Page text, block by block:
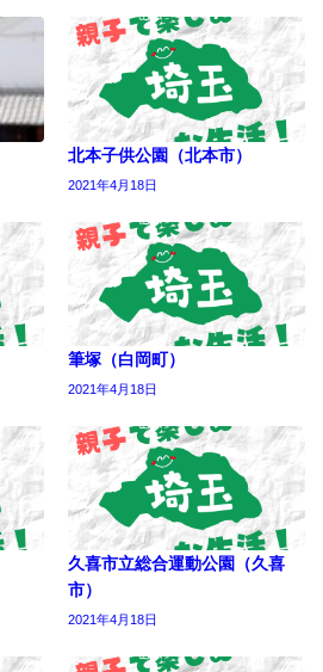
北本子供公園（北本市）
2021年4月18日
筆塚（白岡町）
2021年4月18日
久喜市立総合運動公園（久喜
市）
2021年4月18日